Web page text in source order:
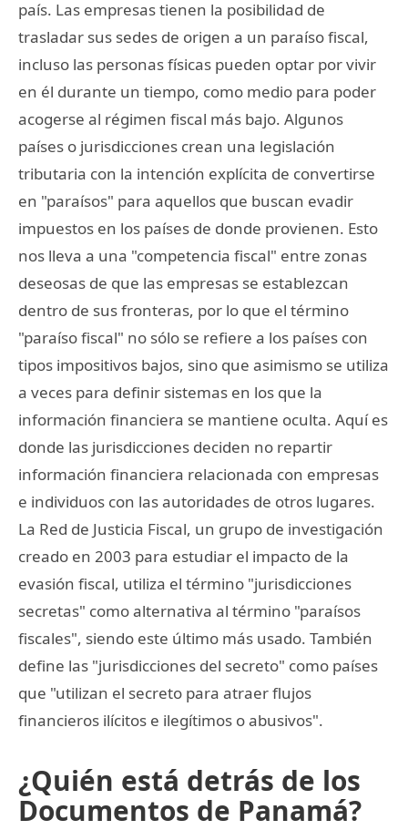
país. Las empresas tienen la posibilidad de
trasladar sus sedes de origen a un paraíso fiscal,
incluso las personas físicas pueden optar por vivir
en él durante un tiempo, como medio para poder
acogerse al régimen fiscal más bajo. Algunos
países o jurisdicciones crean una legislación
tributaria con la intención explícita de convertirse
en "paraísos" para aquellos que buscan evadir
impuestos en los países de donde provienen. Esto
nos lleva a una "competencia fiscal" entre zonas
deseosas de que las empresas se establezcan
dentro de sus fronteras, por lo que el término
"paraíso fiscal" no sólo se refiere a los países con
tipos impositivos bajos, sino que asimismo se utiliza
a veces para definir sistemas en los que la
información financiera se mantiene oculta. Aquí es
donde las jurisdicciones deciden no repartir
información financiera relacionada con empresas
e individuos con las autoridades de otros lugares.
La Red de Justicia Fiscal, un grupo de investigación
creado en 2003 para estudiar el impacto de la
evasión fiscal, utiliza el término "jurisdicciones
secretas" como alternativa al término "paraísos
fiscales", siendo este último más usado. También
define las "jurisdicciones del secreto" como países
que "utilizan el secreto para atraer flujos
financieros ilícitos e ilegítimos o abusivos".
¿Quién está detrás de los
Documentos de Panamá?